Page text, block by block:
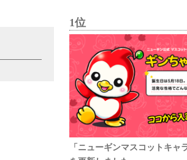
1位
「ニューギンマスコットキャ